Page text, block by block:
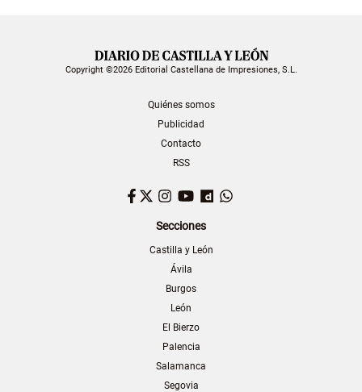
Copyright ©2026 Editorial Castellana de Impresiones, S.L.
Quiénes somos
Publicidad
Contacto
RSS
Facebook
TwitterInstagram
YouTubeDailymotion
Secciones
Castilla y León
Ávila
Burgos
León
El Bierzo
Palencia
Salamanca
Segovia